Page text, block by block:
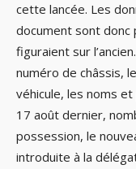
cette lancée. Les
document sont donc
figuraient sur
numéro de châssis,
véhicule, les noms
17 août dernier,
possession, le
introduite à la